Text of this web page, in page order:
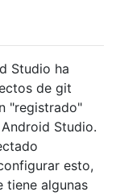
Studio ha
de git
"registrado"
Studio.
esto,
tiene algunas